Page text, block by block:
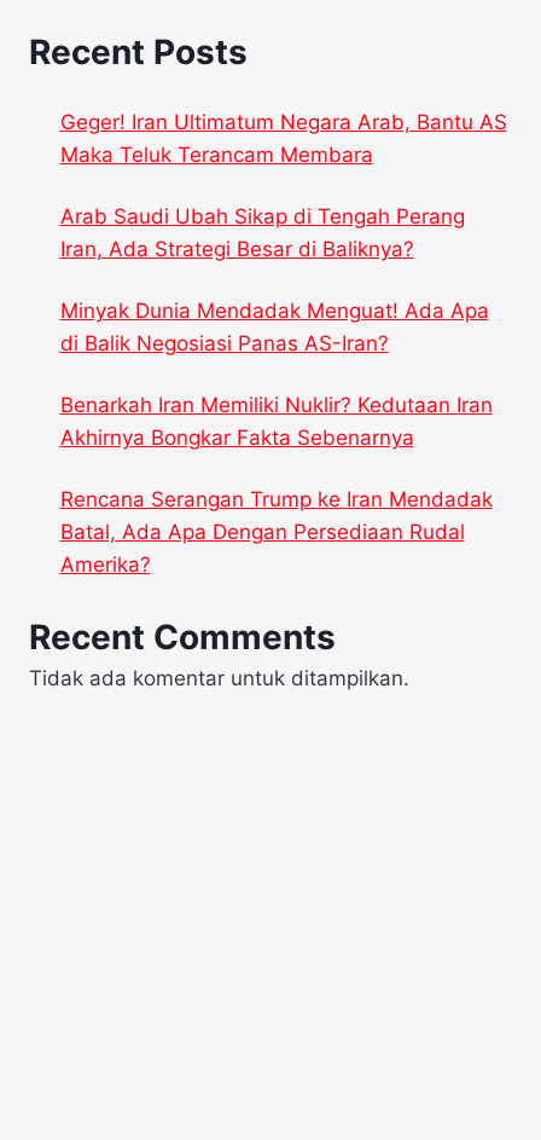
Recent Posts
Geger! Iran Ultimatum Negara Arab, Bantu AS
Maka Teluk Terancam Membara
Arab Saudi Ubah Sikap di Tengah Perang
Iran, Ada Strategi Besar di Baliknya?
Minyak Dunia Mendadak Menguat! Ada Apa
di Balik Negosiasi Panas AS-Iran?
Benarkah Iran Memiliki Nuklir? Kedutaan Iran
Akhirnya Bongkar Fakta Sebenarnya
Rencana Serangan Trump ke Iran Mendadak
Batal, Ada Apa Dengan Persediaan Rudal
Amerika?
Recent Comments
Tidak ada komentar untuk ditampilkan.